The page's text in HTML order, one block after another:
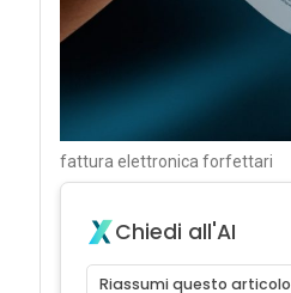
fattura elettronica forfettari
Chiedi all'AI
Riassumi questo articolo